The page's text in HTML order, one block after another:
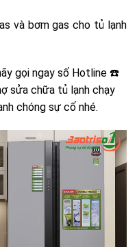
và bơm gas cho tủ lạnh
gọi ngay số Hotline ☎️
sửa chữa tủ lạnh chạy
chóng sự cố nhé.